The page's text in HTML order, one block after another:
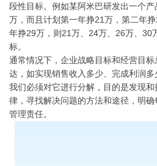
段性目标。例如某阿米巴研发出一个
万，而且计划第一年挣21万，第二年
年挣29万，则21万、24万、26万、30
标。
通常情况下，企业战略目标和经营目
达，如实现销售收入多少、完成利润多
我们必须对它进行分解，目的是发现
律，寻找解决问题的方法和途径，明
管理责任。